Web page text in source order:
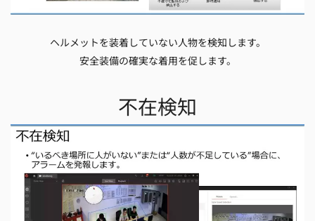
ヘルメットを装着していない人物を検知します。
安全装備の確実な着用を促します。
不在検知